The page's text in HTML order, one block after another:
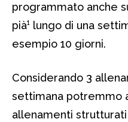
programmato anche
pià¹ lungo di una
esempio 10 giorni.
Considerando 3
settimana potremmo
allenamenti strutturati